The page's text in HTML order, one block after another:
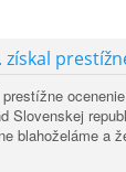
získal
Slovenskej
blahoželáme a